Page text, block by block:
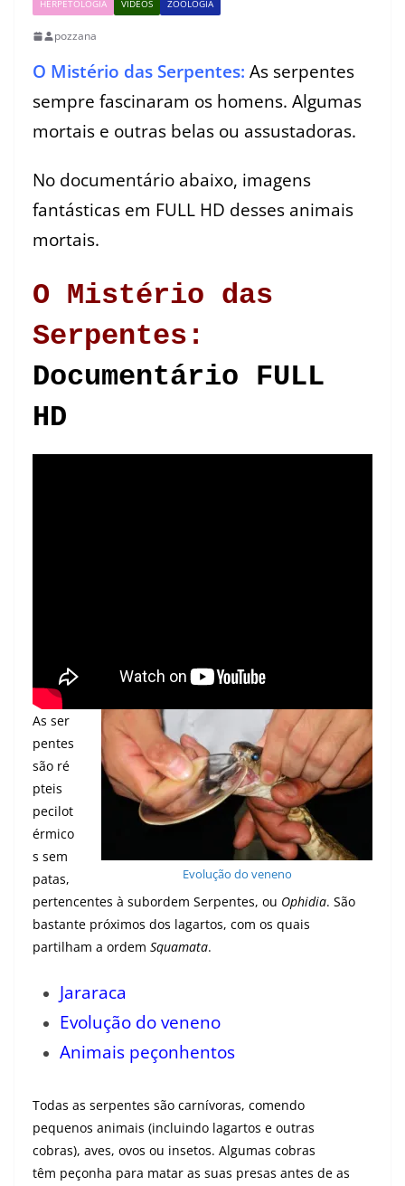
HERPETOLOGIA VÍDEOS ZOOLOGIA
pozzana
O Mistério das Serpentes: As serpentes
sempre fascinaram os homens. Algumas
mortais e outras belas ou assustadoras.
No documentário abaixo, imagens
fantásticas em FULL HD desses animais
mortais.
O Mistério das
Serpentes:
Documentário FULL
HD
Evolução do veneno
As ser
pentes
são ré
pteis
pecilot
érmico
s sem
patas,
pertencentes à subordem Serpentes, ou Ophidia. São
bastante próximos dos lagartos, com os quais
partilham a ordem Squamata.
Jararaca
Evolução do veneno
Animais peçonhentos
Todas as serpentes são carnívoras, comendo
pequenos animais (incluindo lagartos e outras
cobras), aves, ovos ou insetos. Algumas cobras
têm peçonha para matar as suas presas antes de as